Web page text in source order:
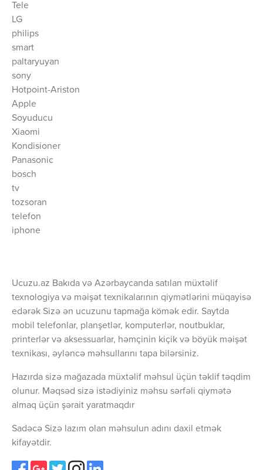
Tele
LG
philips
smart
paltaryuyan
sony
Hotpoint-Ariston
Apple
Soyuducu
Xiaomi
Kondisioner
Panasonic
bosch
tv
tozsoran
telefon
iphone
Ucuzu.az Bakıda və Azərbaycanda satılan müxtəlif
texnologiya və məişət texnikalarının qiymətlərini müqayisə
edərək Sizə ən ucuzunu tapmağa kömək edir. Saytda
mobil telefonlar, planşetlər, komputerlər, noutbuklar,
printerlər və aksessuarlar, həmçinin kiçik və böyük məişət
texnikası, əyləncə məhsullarını tapa bilərsiniz.
Hazırda sizə mağazada müxtəlif məhsul üçün təklif təqdim
olunur. Məqsəd sizə istədiyiniz məhsu sərfəli qiymətə
almaq üçün şərait yaratmaqdır
Sadəcə Sizə lazım olan məhsulun adını daxil etmək
kifayətdir.